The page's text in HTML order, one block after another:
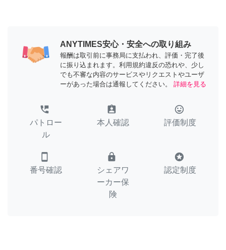
ANYTIMES安心・安全への取り組み
報酬は取引前に事務局に支払われ、評価・完了後
に振り込まれます。利用規約違反の恐れや、少し
でも不審な内容のサービスやリクエストやユーザ
ーがあった場合は通報してください。
詳細を見る
perm_phone_msg
パトロー
ル
assignment_ind
本人確認
tag_faces
評価制度
smartphone
番号確認
lock
シェアワ
ーカー保
険
stars
認定制度